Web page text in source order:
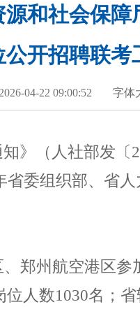
和社会保障
开招聘联考
04-22 09:00:52 字体
》（人社部发〔
省委组织部、省
郑州航空港区参
位人数1030名；